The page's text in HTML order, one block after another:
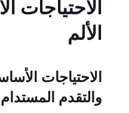
الاحتياجات
الألم
الاحتياجات
والتقدم المستدام